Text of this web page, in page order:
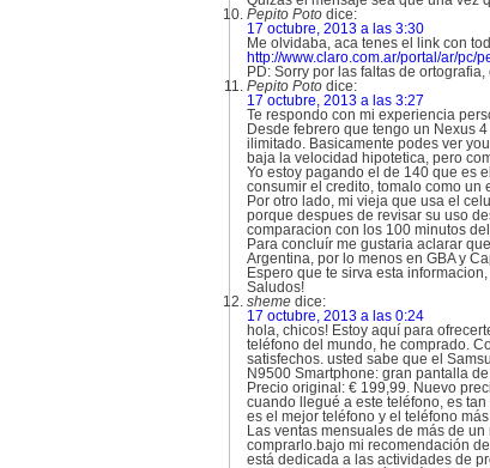
Pepito Poto dice:
17 octubre, 2013 a las 3:30
Me olvidaba, aca tenes el link con
http://www.claro.com.ar/portal/ar/pc/
PD: Sorry por las faltas de
Pepito Poto dice:
17 octubre, 2013 a las 3:27
Te respondo con mi experiencia
Desde febrero que tengo un Nexus
ilimitado. Basicamente podes ver
baja la velocidad hipotetica, pero
Yo estoy pagando el de 140 que es
consumir el credito, tomalo como un
Por otro lado, mi vieja que usa el
porque despues de revisar su uso
comparacion con los 100 minutos
Para concluír me gustaria aclarar
Argentina, por lo menos en GBA y
Espero que te sirva esta
Saludos!
sheme dice:
17 octubre, 2013 a las 0:24
hola, chicos! Estoy aquí para
teléfono del mundo, he comprado.
satisfechos. usted sabe que el
N9500 ​​Smartphone: gran pantalla
Precio original: € 199,99. Nuevo
cuando llegué a este teléfono, es
es el mejor teléfono y el teléfono
Las ventas mensuales de más de
comprarlo.bajo mi recomendación
está dedicada a las actividades de